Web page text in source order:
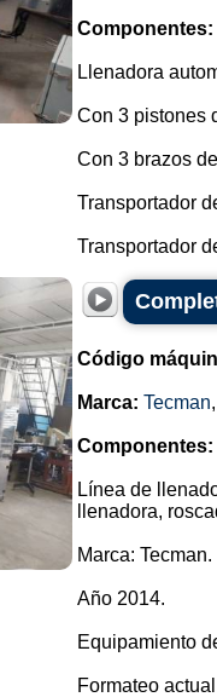
Componentes:
Llenadora
Con 3 pistones
Con 3 brazos
Transportador
Transportador
Código
Marca: Tecman
Componentes:
Línea de
llenadora,
Marca: Tecman.
Año 2014.
Equipamiento
Formateo